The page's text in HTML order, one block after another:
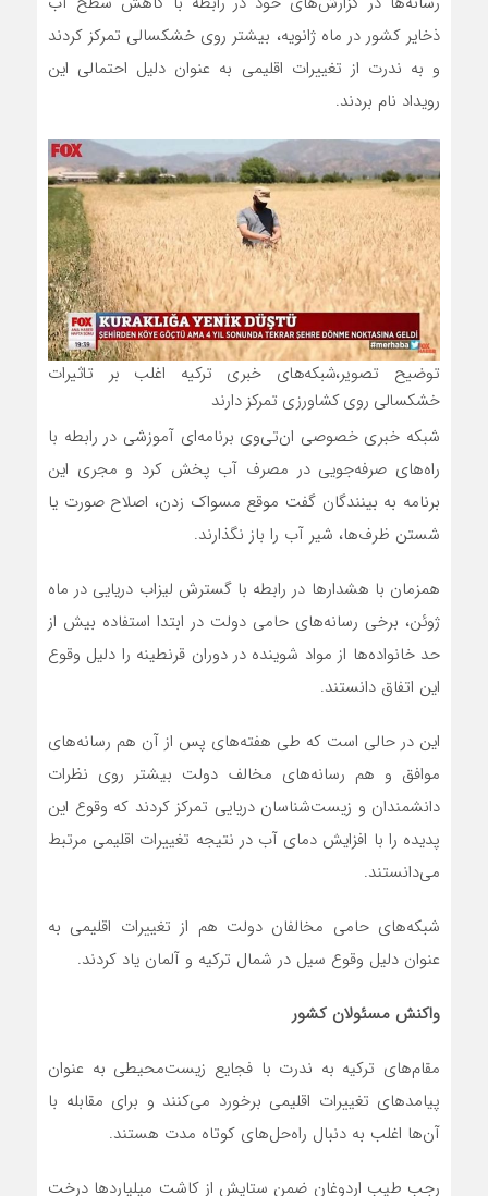
ذخایر کشور در ماه ژانویه، بیشتر روی خشکسالی تمرکز کردند
و به ندرت از تغییرات اقلیمی به عنوان دلیل احتمالی این
رویداد نام بردند.
توضیح تصویر،شبکه‌های خبری ترکیه اغلب بر تاثیرات
خشکسالی روی کشاورزی تمرکز دارند
شبکه خبری خصوصی ان‌تی‌وی برنامه‌ای آموزشی در رابطه با
راه‌های صرفه‌جویی در مصرف آب پخش کرد و مجری این
برنامه به بینندگان گفت موقع مسواک زدن، اصلاح صورت یا
شستن ظرف‌ها، شیر آب را باز نگذارند.
همزمان با هشدارها در رابطه با گسترش لیزاب دریایی در ماه
ژوئن، برخی رسانه‌های حامی دولت در ابتدا استفاده بیش از
حد خانواده‌ها از مواد شوینده در دوران قرنطینه را دلیل وقوع
این اتفاق دانستند.
این در حالی است که طی هفته‌های پس از آن هم رسانه‌های
موافق و هم رسانه‌های مخالف دولت بیشتر روی نظرات
دانشمندان و زیست‌شناسان دریایی تمرکز کردند که وقوع این
پدیده را با افزایش دمای آب در نتیجه تغییرات اقلیمی مرتبط
می‌دانستند.
شبکه‌های حامی مخالفان دولت هم از تغییرات اقلیمی به
عنوان دلیل وقوع سیل در شمال ترکیه و آلمان یاد کردند.
واکنش مسئولن کشور
مقام‌های ترکیه به ندرت با فجایع زیست‌محیطی به عنوان
پیامدهای تغییرات اقلیمی برخورد می‌کنند و برای مقابله با
آن‌ها اغلب به دنبال راه‌حل‌های کوتاه مدت هستند.
رجب طیب اردوغان ضمن ستایش از کاشت میلیاردها درخت